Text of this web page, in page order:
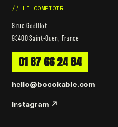
// LE COMPTOIR
8 rue Godillot
93400 Saint-Ouen, France
01 87 66 24 84
hello@boookable.com
Instagram ↗